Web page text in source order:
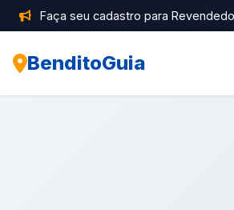
Faça seu cadastro para
BenditoGuia